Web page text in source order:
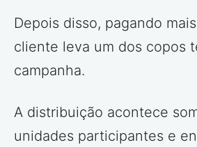
Depois disso, pagando
cliente leva um dos copos
campanha.
A distribuição acontece
unidades participantes e